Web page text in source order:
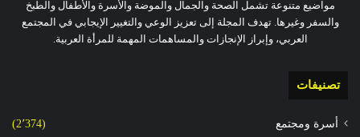
مواضيع متنوعة تشمل الصحة والجمال والموضة والأسرة والأطفال والطبخ
والسفر وغيرها. تهدف المجلة إلى تعزيز الوعي والتغيير الإيجابي في المجتمع
العربي، وإبراز الإنجازات والمساهمات المهمة للمرأة العربية.
تصنيفات
أسرة ومجتمع (2٬374)